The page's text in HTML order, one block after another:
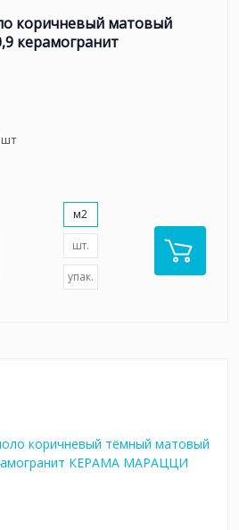
коричневый матовый
керамогранит
шт
м2
шт.
упак.